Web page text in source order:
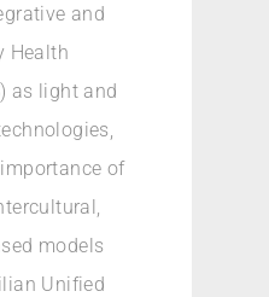
and
Health
as light and
of
models
Unified